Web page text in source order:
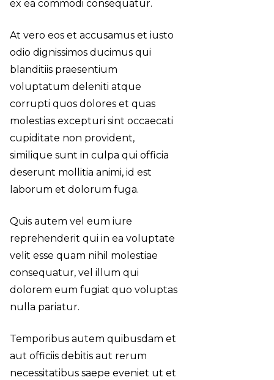
ex ea commodi consequatur.
At vero eos et accusamus et iusto
odio dignissimos ducimus qui
blanditiis praesentium
voluptatum deleniti atque
corrupti quos dolores et quas
molestias excepturi sint occaecati
cupiditate non provident,
similique sunt in culpa qui officia
deserunt mollitia animi, id est
laborum et dolorum fuga.
Quis autem vel eum iure
reprehenderit qui in ea voluptate
velit esse quam nihil molestiae
consequatur, vel illum qui
dolorem eum fugiat quo voluptas
nulla pariatur.
Temporibus autem quibusdam et
aut officiis debitis aut rerum
necessitatibus saepe eveniet ut et